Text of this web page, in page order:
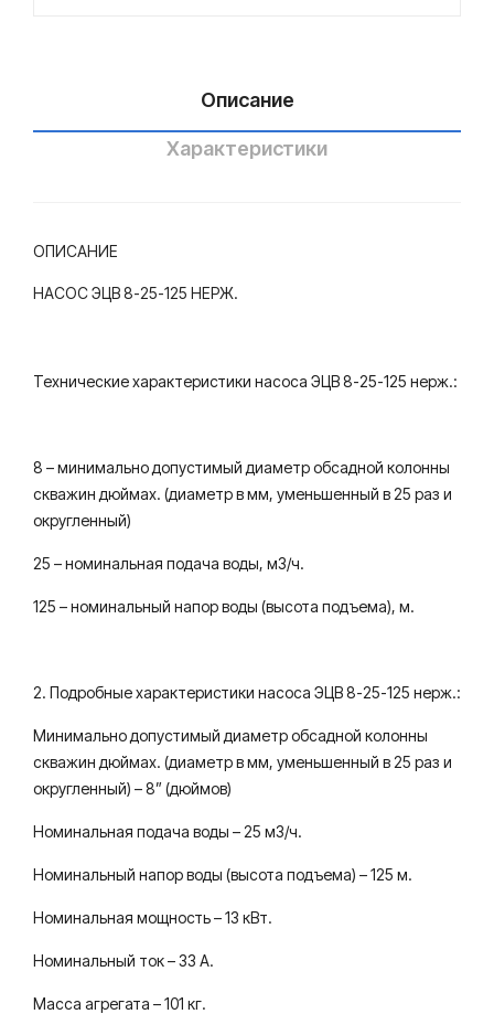
Описание
Характеристики
ОПИСАНИЕ
НАСОС ЭЦВ 8-25-125 НЕРЖ.
Технические характеристики насоса ЭЦВ 8-25-125 нерж.:
8 – минимально допустимый диаметр обсадной колонны
скважин дюймах. (диаметр в мм, уменьшенный в 25 раз и
округленный)
25 – номинальная подача воды, м3/ч.
125 – номинальный напор воды (высота подъема), м.
2. Подробные характеристики насоса ЭЦВ 8-25-125 нерж.:
Минимально допустимый диаметр обсадной колонны
скважин дюймах. (диаметр в мм, уменьшенный в 25 раз и
округленный) – 8” (дюймов)
Номинальная подача воды – 25 м3/ч.
Номинальный напор воды (высота подъема) – 125 м.
Номинальная мощность – 13 кВт.
Номинальный ток – 33 А.
Масса агрегата – 101 кг.